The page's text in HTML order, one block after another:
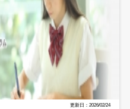
更新日：2026/02/24